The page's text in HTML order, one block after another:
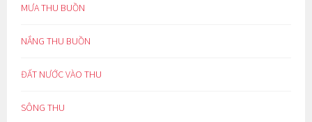
MƯA THU BUỒN
NẮNG THU BUỒN
ĐẤT NƯỚC VÀO THU
SÔNG THU